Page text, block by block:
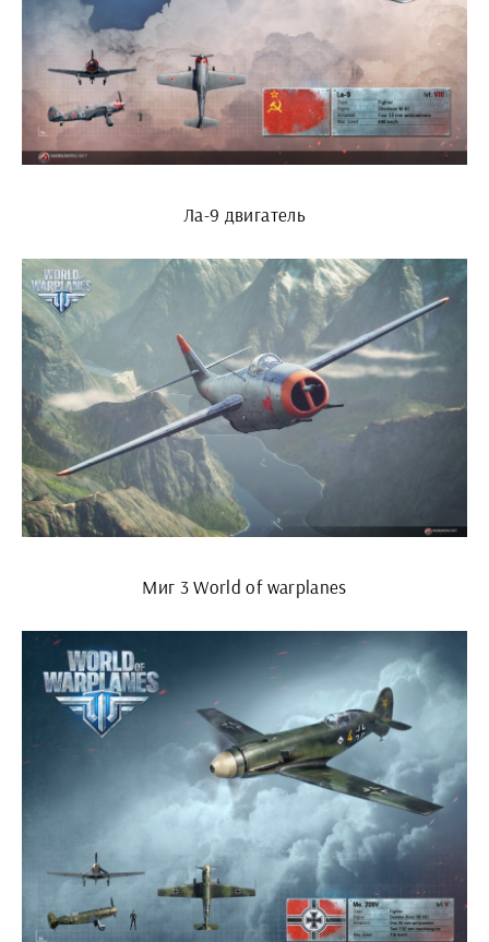
Ла-9 двигатель
Миг 3 World of warplanes